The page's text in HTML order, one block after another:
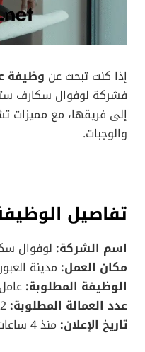
إذا كنت تبحث عن وظيفة
فشركة لوفوال سكارف
إلى فريقها، مع مميزات
والوجبات.
تفاصيل
اسم الشركة: لوفوال
مكان العمل: مدينة
الوظيفة المطلوبة:
عدد العمالة المطلوبة:
تاريخ الإعلان: منذ 4 ساعات